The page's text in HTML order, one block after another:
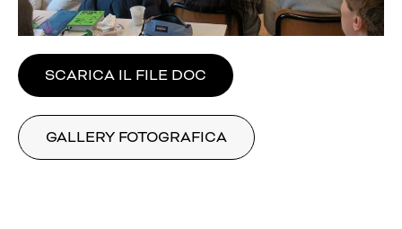
SCARICA IL FILE DOC
GALLERY FOTOGRAFICA